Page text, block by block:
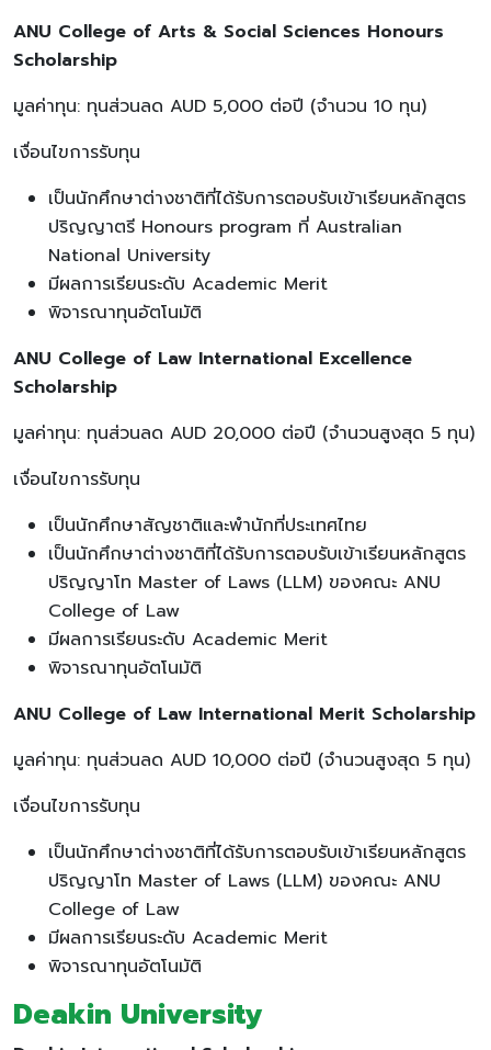
ANU College of Arts & Social Sciences Honours
Scholarship
มูลค่าทุน: ทุนส่วนลด AUD 5,000 ต่อปี (จำนวน 10 ทุน)
เงื่อนไขการรับทุน
เป็นนักศึกษาต่างชาติที่ได้รับการตอบรับเข้าเรียนหลักสูตร
ปริญญาตรี Honours program ที่ Australian
National University
มีผลการเรียนระดับ Academic Merit
พิจารณาทุนอัตโนมัติ
ANU College of Law International Excellence
Scholarship
มูลค่าทุน: ทุนส่วนลด AUD 20,000 ต่อปี (จำนวนสูงสุด 5 ทุน)
เงื่อนไขการรับทุน
เป็นนักศึกษาสัญชาติและพำนักที่ประเทศไทย
เป็นนักศึกษาต่างชาติที่ได้รับการตอบรับเข้าเรียนหลักสูตร
ปริญญาโท Master of Laws (LLM) ของคณะ ANU
College of Law
มีผลการเรียนระดับ Academic Merit
พิจารณาทุนอัตโนมัติ
ANU College of Law International Merit Scholarship
มูลค่าทุน: ทุนส่วนลด AUD 10,000 ต่อปี (จำนวนสูงสุด 5 ทุน)
เงื่อนไขการรับทุน
เป็นนักศึกษาต่างชาติที่ได้รับการตอบรับเข้าเรียนหลักสูตร
ปริญญาโท Master of Laws (LLM) ของคณะ ANU
College of Law
มีผลการเรียนระดับ Academic Merit
พิจารณาทุนอัตโนมัติ
Deakin University